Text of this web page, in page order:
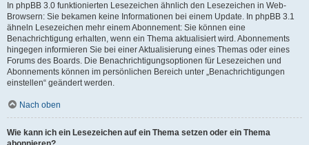
In phpBB 3.0 funktionierten Lesezeichen ähnlich den Lesezeichen in Web-
Browsern: Sie bekamen keine Informationen bei einem Update. In phpBB 3.1
ähneln Lesezeichen mehr einem Abonnement: Sie können eine
Benachrichtigung erhalten, wenn ein Thema aktualisiert wird. Abonnements
hingegen informieren Sie bei einer Aktualisierung eines Themas oder eines
Forums des Boards. Die Benachrichtigungsoptionen für Lesezeichen und
Abonnements können im persönlichen Bereich unter „Benachrichtigungen
einstellen“ geändert werden.
Nach oben
Wie kann ich ein Lesezeichen auf ein Thema setzen oder ein Thema